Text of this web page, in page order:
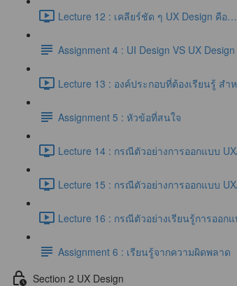
Lecture 12 : เคลียร์ชัด ๆ UX Design คือ
Assignment 4 : UI Design VS UX Design
Lecture 13 : องค์ประกอบที่ต้องเรียนรู้ สำ
Assignment 5 : หัวข้อที่สนใจ
Lecture 14 : กรณีตัวอย่างการออกแบบ
Lecture 15 : กรณีตัวอย่างการออกแบบ
Lecture 16 : กรณีตัวอย่างเรียนรู้การออก
Assignment 6 : เรียนรู้จากความผิดพลาด
Section 2 UX Design